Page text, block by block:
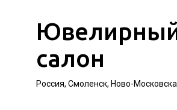
салон
Россия, Смоленск, Ново-